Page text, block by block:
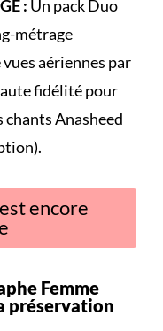
: Un pack Duo
métrage
aériennes par
fidélité pour
Anasheed
encore
Femme
préservation